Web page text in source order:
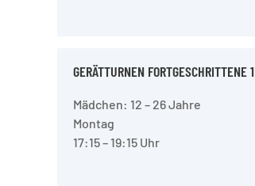
GERÄTTURNEN FORTGESCHRITTENE 1
Mädchen: 12 – 26 Jahre
Montag
17:15 – 19:15 Uhr